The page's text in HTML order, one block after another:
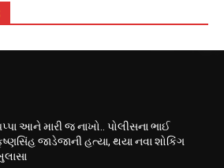
આને મારી જ નાખો.. પોલીસના ભાઈ
જાડેજાની હત્યા, થયા નવા શોકિંગ